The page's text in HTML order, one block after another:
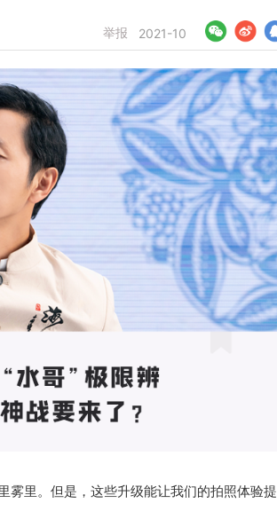
举报 2021-10
雾里。但是，这些升级能让我们的拍照体验提